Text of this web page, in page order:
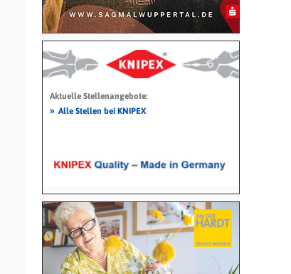
Aktuelle Stellenangebote:
» Alle Stellen bei KNIPEX